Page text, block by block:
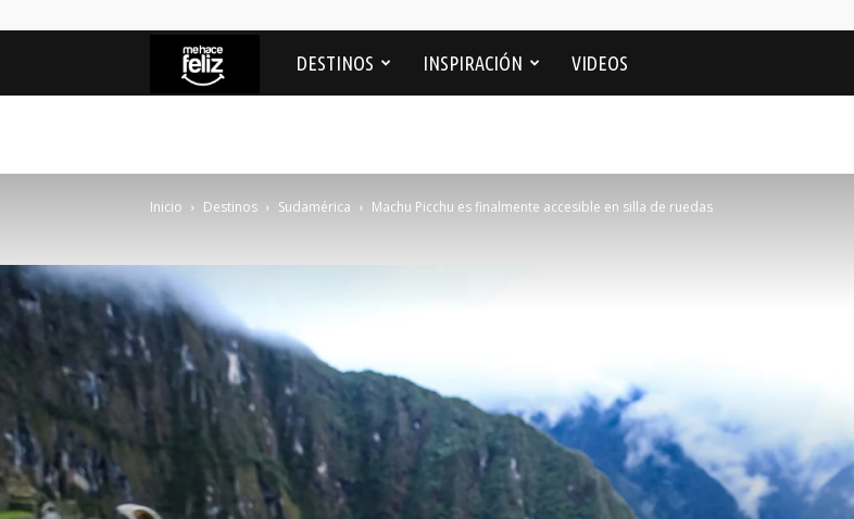
MeDESTINOS INSPIRACIÓN VIDEOS
Inicio Destinos Sudamérica Machu Picchu es finalmente accesible en silla de ruedas